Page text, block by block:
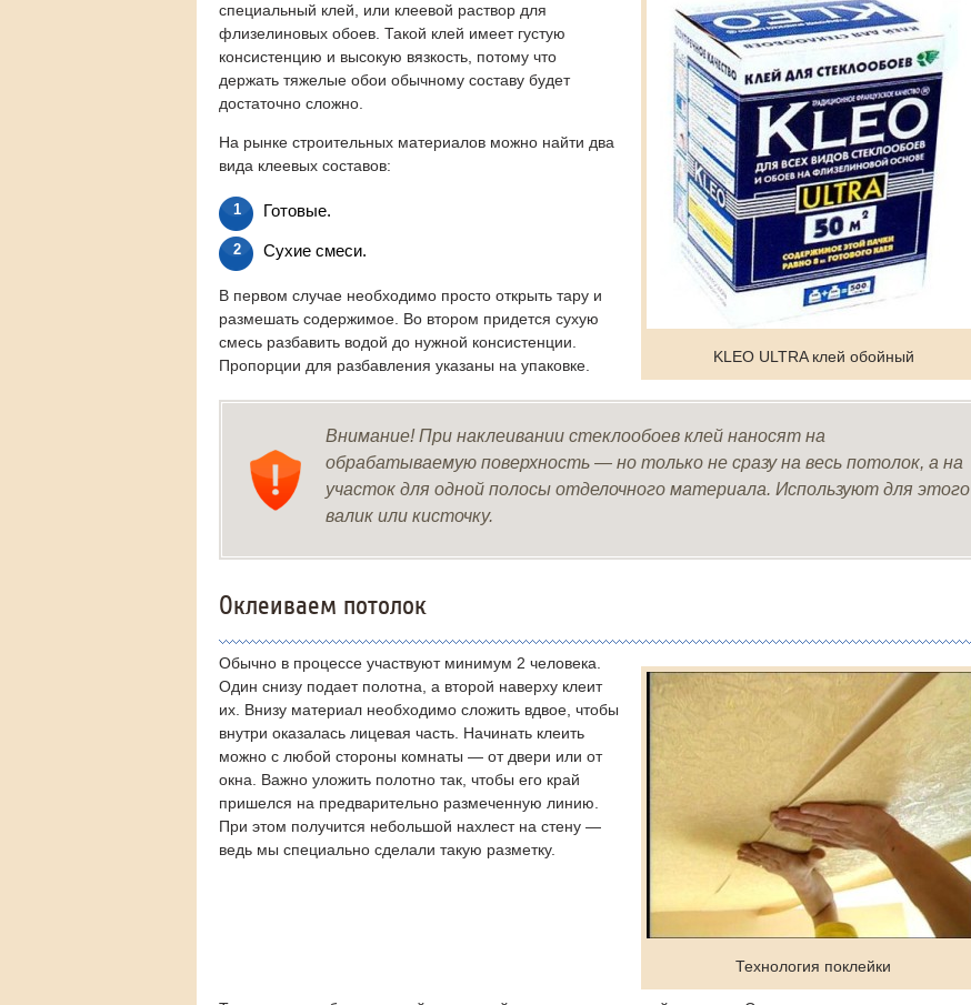
KLEO ULTRA клей обойный
специальный клей, или клеевой раствор для
флизелиновых обоев. Такой клей имеет густую
консистенцию и высокую вязкость, потому что
держать тяжелые обои обычному составу будет
достаточно сложно.
На рынке строительных материалов можно найти два
вида клеевых составов:
Готовые.
Сухие смеси.
В первом случае необходимо просто открыть тару и
размешать содержимое. Во втором придется сухую
смесь разбавить водой до нужной консистенции.
Пропорции для разбавления указаны на упаковке.
Внимание! При наклеивании стеклообоев клей наносят на
обрабатываемую поверхность — но только не сразу на весь потолок, а на
участок для одной полосы отделочного материала. Используют для этого
валик или кисточку.
Оклеиваем потолок
Технология поклейки
Обычно в процессе участвуют минимум 2 человека.
Один снизу подает полотна, а второй наверху клеит
их. Внизу материал необходимо сложить вдвое, чтобы
внутри оказалась лицевая часть. Начинать клеить
можно с любой стороны комнаты — от двери или от
окна. Важно уложить полотно так, чтобы его край
пришелся на предварительно размеченную линию.
При этом получится небольшой нахлест на стену —
ведь мы специально сделали такую разметку.